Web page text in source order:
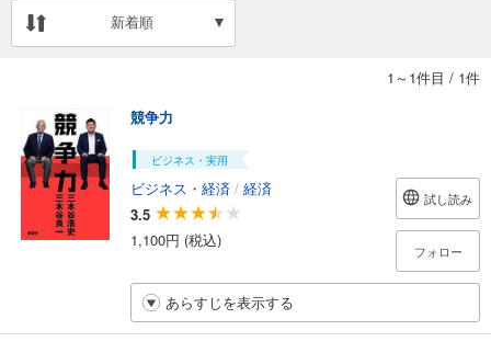
新着順
1～1件目 / 1件
競争力
ビジネス・実用
ビジネス・経済 / 経済
3.5
1,100円 (税込)
試し読み
フォロー
あらすじを表示する